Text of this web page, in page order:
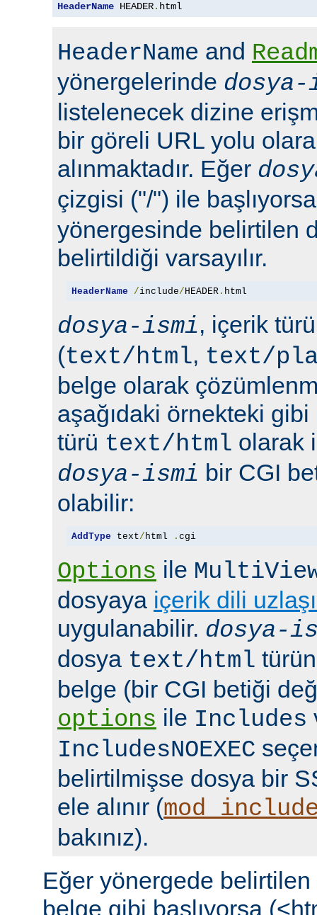
HeaderName HEADER. html
HeaderName and
yönergelerinde
listelenecek dizine
bir göreli URL yolu
alınmaktadır. Eğer
çizgisi ("/") ile
yönergesinde belirtilen
belirtildiği varsayılır.
HeaderName /include/ HEADER. html
dosya-ismi, içerik
(text/html, text/
belge olarak
aşağıdaki örnekteki
türü text/html olarak
dosya-ismi bir CGI
olabilir:
AddType text/ html . cgi
Options ile
dosyaya içerik dili
uygulanabilir. dosya-
dosya text/html
belge (bir CGI betiği
options ile Includes
IncludesNOEXEC
belirtilmişse dosya bir
ele alınır (
bakınız).
Eğer yönergede
belge gibi başlıyorsa